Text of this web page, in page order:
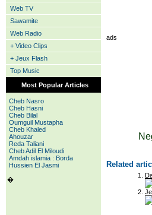
Web TV
Sawamite
Web Radio
+ Video Clips
+ Jeux Flash
Top Music
Most Popular Articles
Cheb Nasro
Cheb Hasni
Cheb Bilal
Oumguil Mustapha
Cheb Khaled
Ahouzar
Reda Taliani
Cheb Adil El Miloudi
Amdah islamia : Borda
Hussien El Jasmi
�
ads
Related